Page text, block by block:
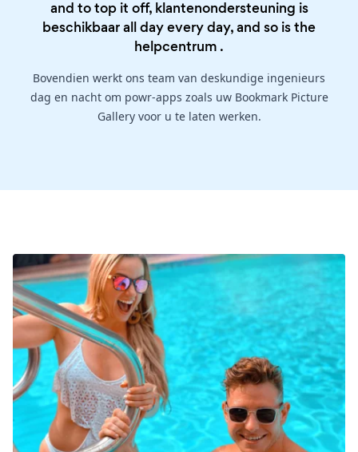
and to top it off, klantenondersteuning is
beschikbaar all day every day, and so is the
helpcentrum .
Bovendien werkt ons team van deskundige ingenieurs
dag en nacht om powr-apps zoals uw Bookmark Picture
Gallery voor u te laten werken.